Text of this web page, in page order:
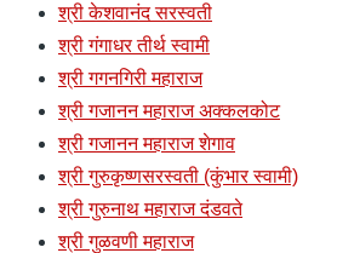
श्री केशवानंद सरस्वती
श्री गंगाधर तीर्थ स्वामी
श्री गगनगिरी महाराज
श्री गजानन महाराज अक्कलकोट
श्री गजानन महाराज शेगाव
श्री गुरुकृष्णसरस्वती (कुंभार स्वामी)
श्री गुरुनाथ महाराज दंडवते
श्री गुळवणी महाराज